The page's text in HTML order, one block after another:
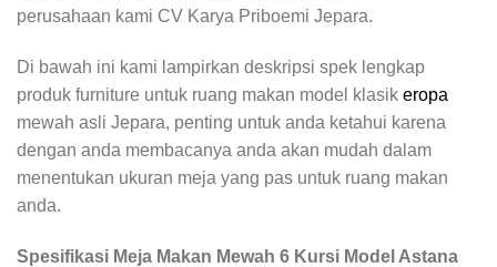
perusahaan kami CV Karya Priboemi Jepara.
Di bawah ini kami lampirkan deskripsi spek lengkap
produk furniture untuk ruang makan model klasik eropa
mewah asli Jepara, penting untuk anda ketahui karena
dengan anda membacanya anda akan mudah dalam
menentukan ukuran meja yang pas untuk ruang makan
anda.
Spesifikasi Meja Makan Mewah 6 Kursi Model Astana